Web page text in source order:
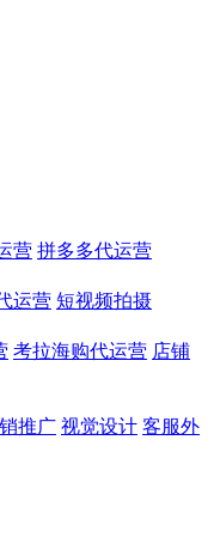
营 拼多多代运营
运营 短视频拍摄
考拉海购代运营 店铺
推广 视觉设计 客服外